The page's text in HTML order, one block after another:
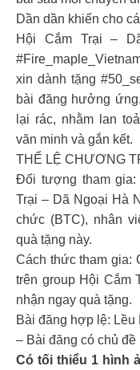
Dần dần khiến cho
Hội Cắm Trại –
xin dành tặng
bài đăng hưởng
lại rác, nhằm lan
văn minh và gắn kết.
THỂ LỆ CHƯƠNG
Đối tượng tham gia:
Trại – Dã Ngoại Hà
chức (BTC), nhân
quà tặng này.
Cách thức tham gia:
trên group Hội Cắm
nhận ngay quà tặng.
Bài đăng hợp lệ: Lều
– Bài đăng có chủ đề
Có tối thiểu 1 hình